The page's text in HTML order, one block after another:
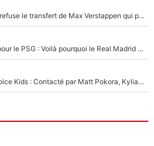
F1 - Une légende de McLaren refuse le transfert de Max Verstappen qui pourrait «faire des vagues» et plomber l'ambiance dans l'équipe
Yan Diomandé était trop cher pour le PSG : Voilà pourquoi le Real Madrid a accepté de payer la somme record de 140M€ pour boucler son transfert !
De l'équipe de France à The Voice Kids : Contacté par Matt Pokora, Kylian Mbappé a accepté de jouer un rôle inédit sur TF1 !